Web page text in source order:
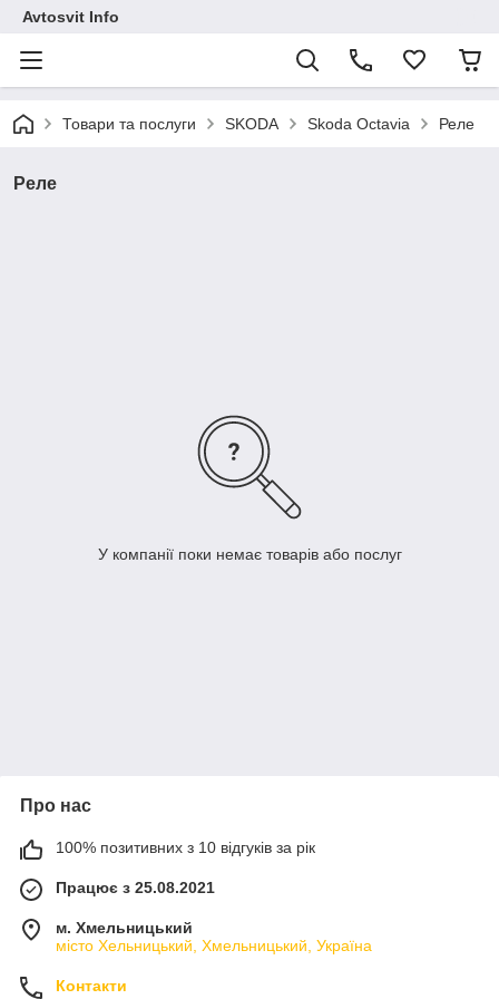
Avtosvit Info
Товари та послуги SKODA Skoda Octavia Реле
Реле
У компанії поки немає товарів або послуг
Про нас
100% позитивних з 10 відгуків за рік
Працює з 25.08.2021
м. Хмельницький
місто Хельницький, Хмельницький, Україна
Контакти